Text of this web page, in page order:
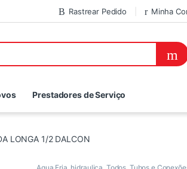
Rastrear Pedido Minha
Prestadores de Serviço
LONGA 1/2 DALCON